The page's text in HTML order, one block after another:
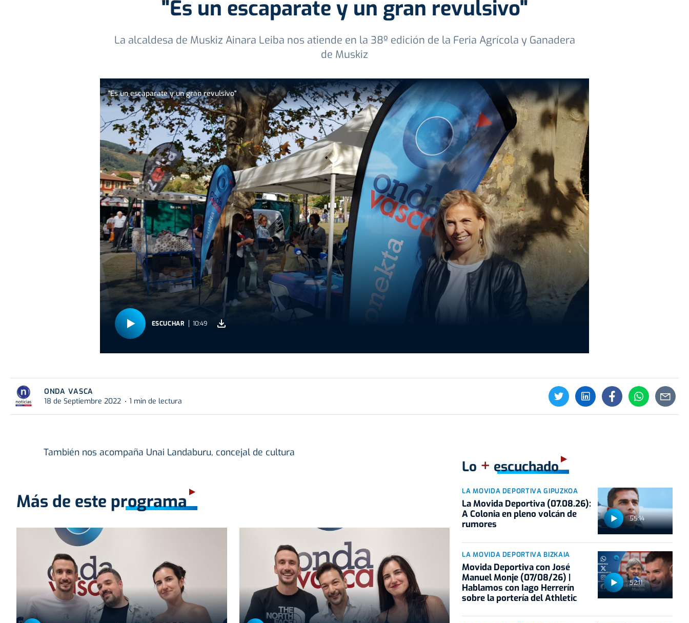
"Es un escaparate y un gran revulsivo"
La alcaldesa de Muskiz Ainara Leiba nos atiende en la 38º edición de la Feria Agrícola y Ganadera
de Muskiz
"Es un escaparate y un gran revulsivo"
ESCUCHAR 10:49
ONDA VASCA
18 de Septiembre 2022
1 min de lectura
También nos acompaña Unai Landaburu, concejal de cultura
Más de este programa
Lo + escuchado
55:14
LA MOVIDA DEPORTIVA GIPUZKOA
La Movida Deportiva (07.08.26):
A Colonia en pleno volcán de
rumores
52:11
LA MOVIDA DEPORTIVA BIZKAIA
Movida Deportiva con José
Manuel Monje (07/08/26) |
Hablamos con Iago Herrerín
sobre la portería del Athletic